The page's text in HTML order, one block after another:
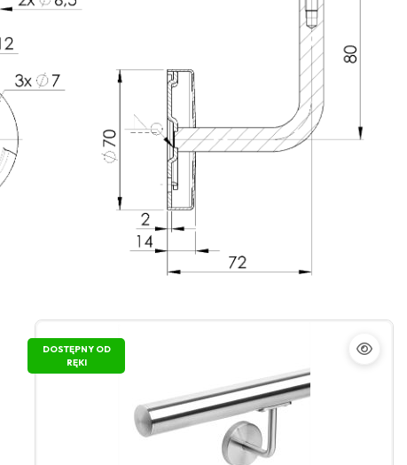
DOSTĘPNY OD
RĘKI